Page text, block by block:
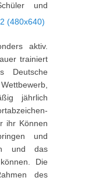
und
aktiv.
trainiert
Deutsche
jährlich
ihr Können
und
und das
Die
des